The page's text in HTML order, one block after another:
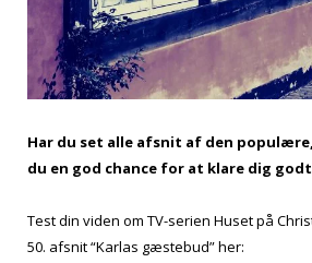
Har du set alle afsnit af den
du en god chance for at klare dig
Test din viden om TV-serien Huset på
50. afsnit “Karlas gæstebud” her: